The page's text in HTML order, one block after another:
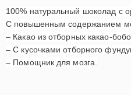
100% натуральный шоколад с
С повышенным содержанием
– Какао из отборных какао-
– С кусочками отборного
– Помощник для мозга.